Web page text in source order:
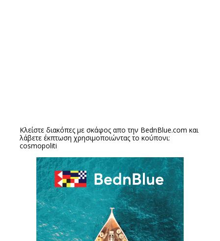
Κλείστε διακόπες με σκάφος απο την BednBlue.com και
λάβετε έκπτωση χρησιμοποιώντας το κούπονι:
cosmopoliti